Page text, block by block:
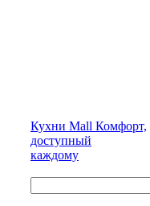
Кухни Mall Комфорт,
доступный
каждому